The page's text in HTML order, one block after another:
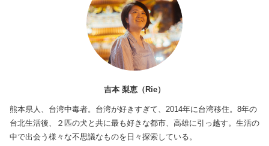
吉本 梨恵（Rie）
熊本県人、台湾中毒者。台湾が好きすぎて、2014年に台湾移住。8年の
台北生活後、２匹の犬と共に最も好きな都市、高雄に引っ越す。生活の
中で出会う様々な不思議なものを日々探索している。